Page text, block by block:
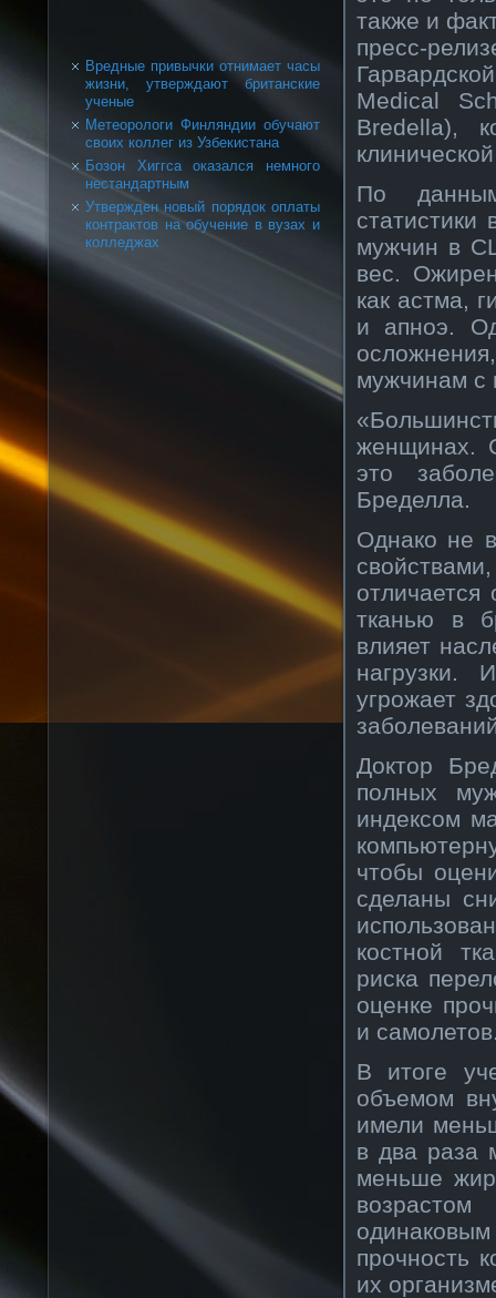
Вредные привычки отнимает часы
жизни, утверждают британские
ученые
Метеорологи Финляндии обучают
своих коллег из Узбекистана
Бозон Хиггса оказался немного
нестандартным
Утвержден новый порядок оплаты
контрактов на обучение в вузах и
колледжах
также и
пресс-
Medical
Bredella),
По данным
мужчин в
вес.
как астма,
и апноэ.
мужчинам с
женщинах.
это
Бределла.
Однако не
отличается
тканью в
влияет
нагрузки.
угрожает
Доктор
полных
индексом
чтобы
сделаны
костной
риска
оценке
и
В итоге
объемом
имели
в два раза
меньше
прочность
их